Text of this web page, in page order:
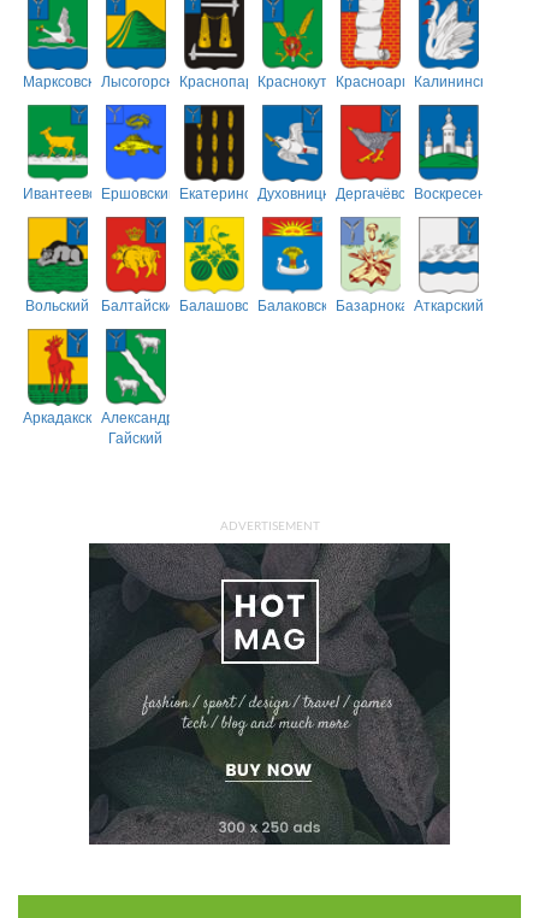
МарксовскийЛысогорскийКраснопартизанский
КраснокутскийКрасноармейский
Калининский
ИвантеевскийЕршовский ЕкатериновскийДуховницкийДергачёвскийВоскресенский
Вольский БалтайскийБалашовскийБалаковскийБазарнокарабулакский
Аткарский
АркадакскийАлександрово-
Гайский
ADVERTISEMENT